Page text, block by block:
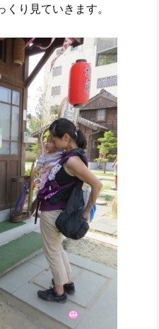
り見ていきます。